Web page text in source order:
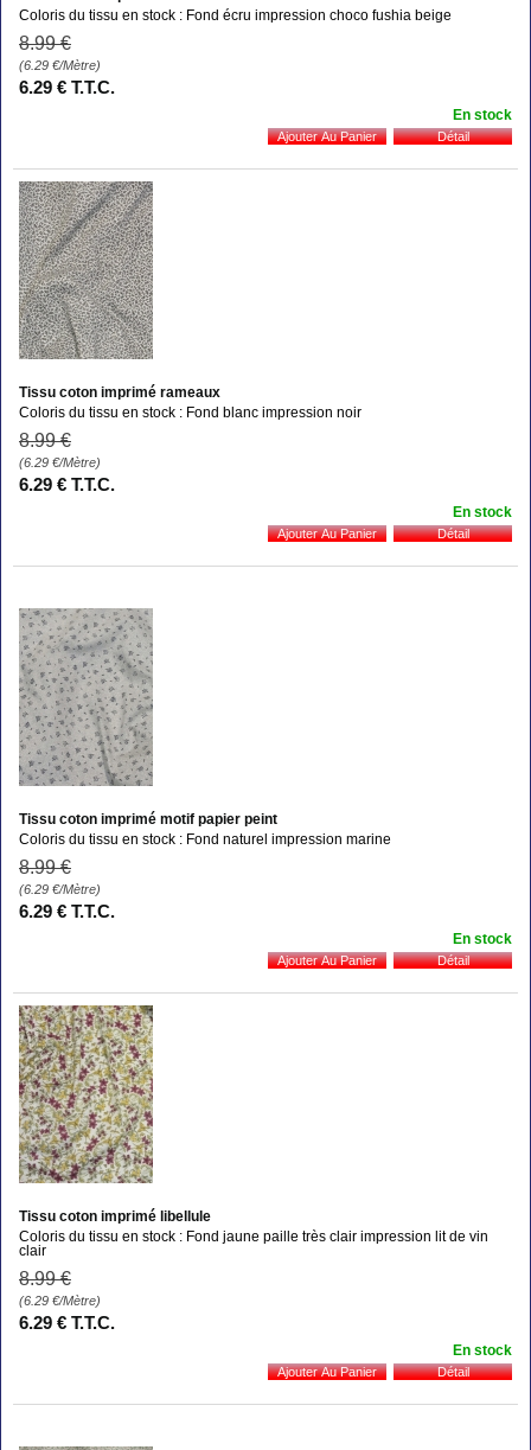
Coloris du tissu en stock : Fond écru impression choco fushia beige
8.99 €
(6.29 €/Mètre)
6.29 € T.T.C.
En stock
Tissu coton imprimé rameaux
Coloris du tissu en stock : Fond blanc impression noir
8.99 €
(6.29 €/Mètre)
6.29 € T.T.C.
En stock
Tissu coton imprimé motif papier peint
Coloris du tissu en stock : Fond naturel impression marine
8.99 €
(6.29 €/Mètre)
6.29 € T.T.C.
En stock
Tissu coton imprimé libellule
Coloris du tissu en stock : Fond jaune paille très clair impression lit de vin
clair
8.99 €
(6.29 €/Mètre)
6.29 € T.T.C.
En stock